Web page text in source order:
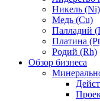
Никель (Ni)
Медь (Cu)
Палладий
Платина
Родий (Rh)
Обзор бизнеса